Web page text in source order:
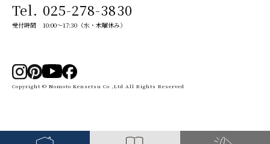
Tel. 025-278-3830
受付時間 10:00～17:30（水・木曜休み）
Copyright © Nomoto Kensetsu Co ,Ltd All Rights Reserved